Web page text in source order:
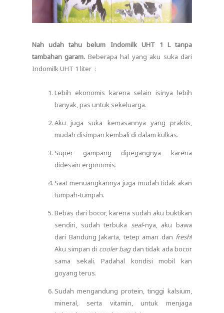
Nah udah tahu belum Indomilk UHT 1 L tanpa
tambahan garam. Beberapa hal yang aku suka dari
Indomilk UHT 1 liter :
Lebih ekonomis karena selain isinya lebih
banyak, pas untuk sekeluarga.
Aku juga suka kemasannya yang praktis,
mudah disimpan kembali di dalam kulkas.
Super gampang dipegangnya karena
didesain ergonomis.
Saat menuangkannya juga mudah tidak akan
tumpah-tumpah.
Bebas dari bocor, karena sudah aku buktikan
sendiri, sudah terbuka seal-nya, aku bawa
dari Bandung Jakarta, tetep aman dan fresh!
Aku simpan di cooler bagdan tidak ada bocor
sama sekali. Padahal kondisi mobil kan
goyang terus.
Sudah mengandung protein, tinggi kalsium,
mineral, serta vitamin, untuk menjaga